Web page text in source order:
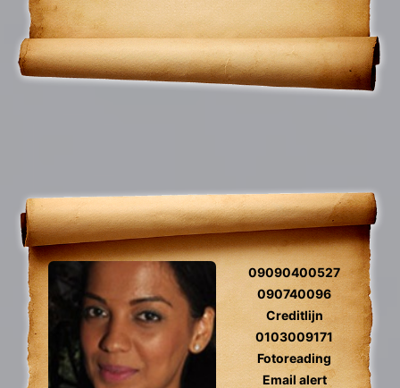
werk, financiën wegnemen van blokkades,
relatie herstel
09090400527
090740096
Creditlijn
0103009171
Fotoreading
Email alert